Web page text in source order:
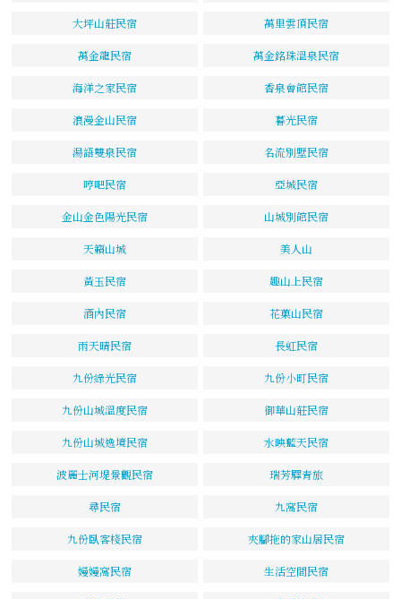
大坪山莊民宿 萬里雲頂民宿
萬金龍民宿 萬金銘珠溫泉民宿
海洋之家民宿 香泉會館民宿
浪漫金山民宿 暮光民宿
湯語雙泉民宿 名流別墅民宿
哼吧民宿 亞城民宿
金山金色陽光民宿 山城別館民宿
天籟山城 美人山
黃玉民宿 趣山上民宿
酒內民宿 花菓山民宿
雨天晴民宿 長虹民宿
九份綠光民宿 九份小町民宿
九份山城溫度民宿 御華山莊民宿
九份山城逸境民宿 水映藍天民宿
波麗士河堤景觀民宿 瑞芳驛青旅
尋民宿 九窩民宿
九份臥客棧民宿 夾腳拖的家山居民宿
嫚嫚窩民宿 生活空間民宿